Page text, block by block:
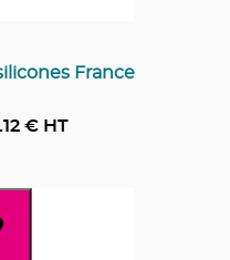
France
€ HT